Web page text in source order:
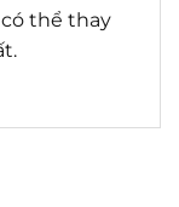
thể thay